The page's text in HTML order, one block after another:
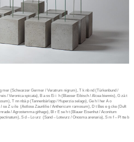
mer (Schwarzer Germer / Veratrum nigrum), T k nb nd (Türkenbund /
/ Veronica spicata), B a ss Ei i h (Blasser Eibisch / Alcea biennis), G zä t
T nn nbä p (Tannenbärlapp / Huperzia selago), Ge h l her A o
l se Z u ile (Astlose Zaunlilie / Anthericum ramosum), D t Bes e g cke (Duft
/ Agrostemma githago), Bl r E se h t (Blauer Eisenhut / Aconitum
S d – Lo urz (Sand – Lotwurz / Onosma arenaria), S m f – Pl tte b